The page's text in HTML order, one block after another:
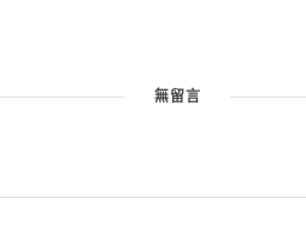
無留言